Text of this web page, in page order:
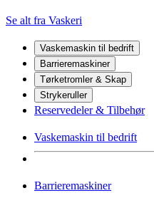
Se alt fra Vaskeri
Vaskemaskin til bedrift
Barrieremaskiner
Tørketromler & Skap
Strykeruller
Reservedeler & Tilbehør
Vaskemaskin til bedrift
Barrieremaskiner